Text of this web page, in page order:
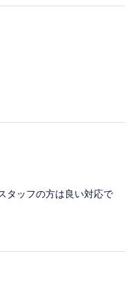
タッフの方は良い対応で